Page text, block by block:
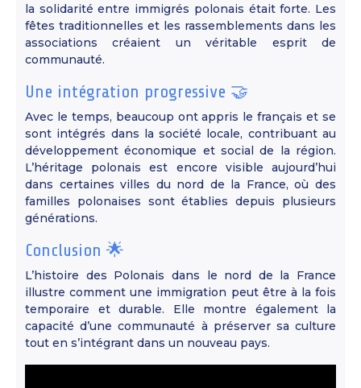
la solidarité entre immigrés polonais était forte. Les
fêtes traditionnelles et les rassemblements dans les
associations créaient un véritable esprit de
communauté.
Une intégration progressive 🤝
Avec le temps, beaucoup ont appris le français et se
sont intégrés dans la société locale, contribuant au
développement économique et social de la région.
L’héritage polonais est encore visible aujourd’hui
dans certaines villes du nord de la France, où des
familles polonaises sont établies depuis plusieurs
générations.
Conclusion 🌟
L’histoire des Polonais dans le nord de la France
illustre comment une immigration peut être à la fois
temporaire et durable. Elle montre également la
capacité d’une communauté à préserver sa culture
tout en s’intégrant dans un nouveau pays.